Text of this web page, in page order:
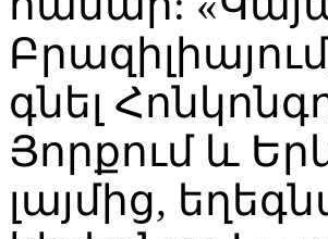
գնել
Յորքում և
լայմից,